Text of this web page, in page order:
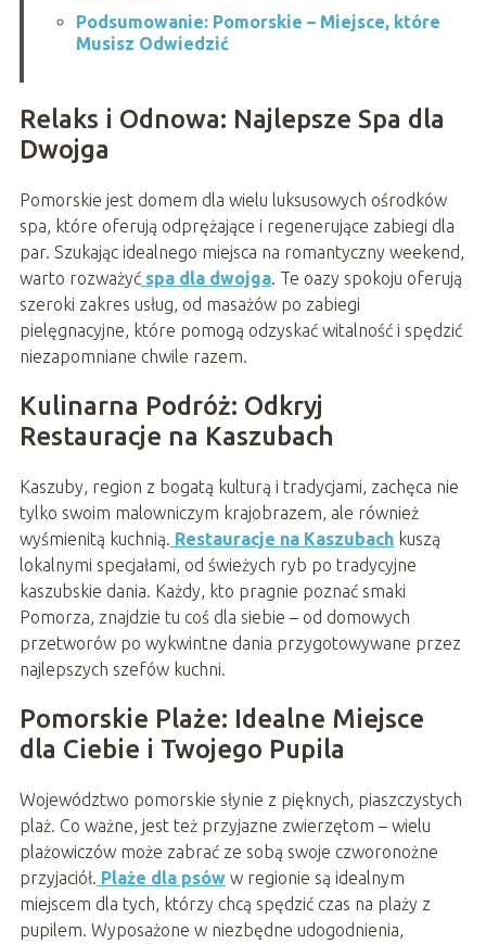
Podsumowanie: Pomorskie – Miejsce, które
Musisz Odwiedzić
Relaks i Odnowa: Najlepsze Spa dla
Dwojga
Pomorskie jest domem dla wielu luksusowych ośrodków
spa, które oferują odprężające i regenerujące zabiegi dla
par. Szukając idealnego miejsca na romantyczny weekend,
warto rozważyćspa dla dwojga. Te oazy spokoju oferują
szeroki zakres usług, od masażów po zabiegi
pielęgnacyjne, które pomogą odzyskać witalność i spędzić
niezapomniane chwile razem.
Kulinarna Podróż: Odkryj
Restauracje na Kaszubach
Kaszuby, region z bogatą kulturą i tradycjami, zachęca nie
tylko swoim malowniczym krajobrazem, ale również
wyśmienitą kuchnią. Restauracje na Kaszubachkuszą
lokalnymi specjałami, od świeżych ryb po tradycyjne
kaszubskie dania. Każdy, kto pragnie poznać smaki
Pomorza, znajdzie tu coś dla siebie – od domowych
przetworów po wykwintne dania przygotowywane przez
najlepszych szefów kuchni.
Pomorskie Plaże: Idealne Miejsce
dla Ciebie i Twojego Pupila
Województwo pomorskie słynie z pięknych, piaszczystych
plaż. Co ważne, jest też przyjazne zwierzętom – wielu
plażowiczów może zabrać ze sobą swoje czworonożne
przyjaciół. Plaże dla psóww regionie są idealnym
miejscem dla tych, którzy chcą spędzić czas na plaży z
pupilem. Wyposażone w niezbędne udogodnienia,